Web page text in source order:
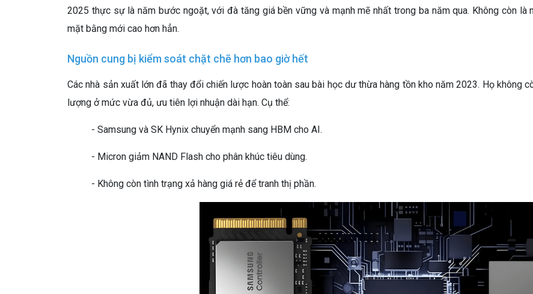
2025 thực sự là năm bước ngoặt, với đà tăng giá bền vững và mạnh mẽ nhất trong ba năm qua. Không còn là
mặt bằng mới cao hơn hẳn.
Nguồn cung bị kiểm soát chặt chẽ hơn bao giờ hết
Các nhà sản xuất lớn đã thay đổi chiến lược hoàn toàn sau bài học dư thừa hàng tồn kho năm 2023. Họ không
lượng ở mức vừa đủ, ưu tiên lợi nhuận dài hạn. Cụ thể:
- Samsung và SK Hynix chuyển mạnh sang HBM cho AI.
- Micron giảm NAND Flash cho phân khúc tiêu dùng.
- Không còn tình trạng xả hàng giá rẻ để tranh thị phần.